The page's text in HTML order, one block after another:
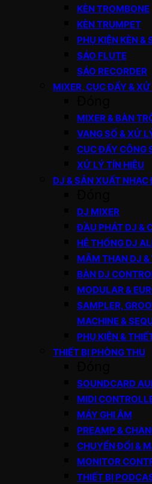
KÈN TROMBONE
KÈN TRUMPET
PHỤ KIỆN KÈN &
SÁO FLUTE
SÁO RECORDER
MIXER, CỤC ĐẨY & XỬ
MIXER & BÀN
VANG SỐ & XỬ
CỤC ĐẨY CÔNG
XỬ LÝ TÍN HIỆU
DJ & SẢN XUẤT
DJ MIXER
ĐẦU PHÁT DJ &
HỆ THỐNG DJ
MÂM THAN DJ &
BÀN DJ
MODULAR &
SAMPLER,
MACHINE &
PHỤ KIỆN &
THIẾT BỊ PHÒNG THU
SOUNDCARD
MIDI
MÁY GHI ÂM
PREAMP &
CHUYỂN ĐỔI &
MONITOR
THIẾT BỊ